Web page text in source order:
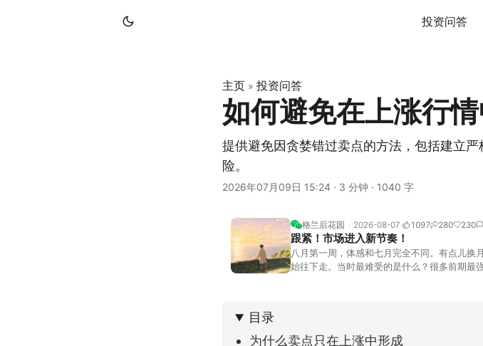
投资问答
主页 » 投资问答
如何避免在上涨行
提供避免因贪婪错过卖点的方法，包括建立
险。
2026年07月09日 15:24 · 3 分钟 · 1040 字
格兰后花园 2026-08-07 1097 280 230
跟紧！市场进入新节奏！
八月第一周，体感和七月完全不同。有点儿换
始往下走。当时最难受的是什么？很多前期最
目录
为什么卖点只在上涨中形成